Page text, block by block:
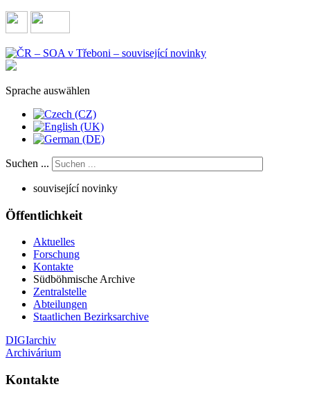
Sprache auswählen
Suchen ...
související novinky
Öffentlichkeit
Aktuelles
Forschung
Kontakte
Südböhmische Archive
Zentralstelle
Abteilungen
Staatlichen Bezirksarchive
DIGIarchiv
Archivárium
Kontakte